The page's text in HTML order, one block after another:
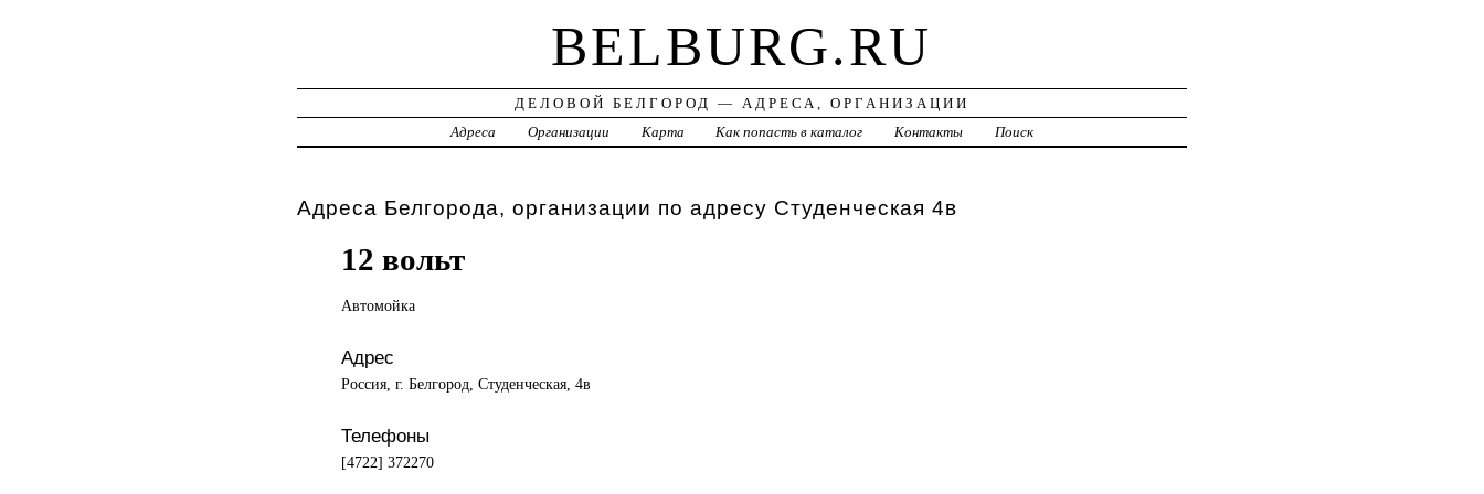
BELBURG.RU
ДЕЛОВОЙ БЕЛГОРОД — АДРЕСА, ОРГАНИЗАЦИИ
Адреса
Организации Карта Как попасть в каталог Контакты Поиск
Адреса Белгорода, организации по адресу Студенческая 4в
12 вольт
Автомойка
Адрес
Россия, г. Белгород, Студенческая, 4в
Телефоны
[4722] 372270